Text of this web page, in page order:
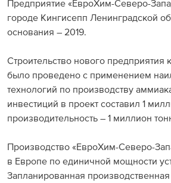
Раскрытие
Предприятие «ЕвроХим-Северо-
городе Кингисепп Ленинградской
основания – 2019.
Строительство нового
было проведено с применением
технологий по производству
инвестиций в проект составил 1
производительность – 1 миллион
Производство «ЕвроХим-Северо-
в Европе по единичной мощности
Запланированная